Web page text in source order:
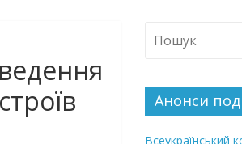
Анонси
Всеукраїнський